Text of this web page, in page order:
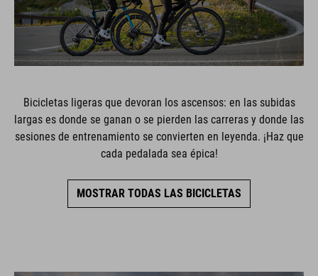
Bicicletas ligeras que devoran los ascensos: en las subidas
largas es donde se ganan o se pierden las carreras y donde las
sesiones de entrenamiento se convierten en leyenda. ¡Haz que
cada pedalada sea épica!
MOSTRAR TODAS LAS BICICLETAS